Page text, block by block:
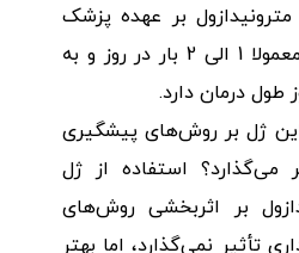
بر عهده پزشک
معالج بوده اما معمولا 1 الی 2 بار در روز و به
این ژل بر روش‌های پیشگیری
می‌گذارد؟ استفاده از ژل
بر اثربخشی روش‌های
تأثیر نمی‌گذارد، اما بهتر